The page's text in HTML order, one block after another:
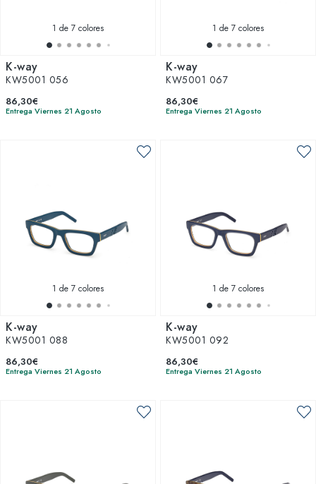
1 de 7 colores
K-way
KW5001 056
86,30€
Entrega Viernes 21 Agosto
1 de 7 colores
K-way
KW5001 067
86,30€
Entrega Viernes 21 Agosto
1 de 7 colores
K-way
KW5001 088
86,30€
Entrega Viernes 21 Agosto
1 de 7 colores
K-way
KW5001 092
86,30€
Entrega Viernes 21 Agosto